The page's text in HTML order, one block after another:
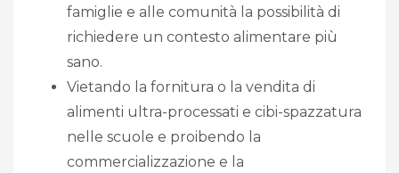
famiglie e alle comunità la possibilità di
richiedere un contesto alimentare più
sano.
Vietando la fornitura o la vendita di
alimenti ultra-processati e cibi-spazzatura
nelle scuole e proibendo la
commercializzazione e la